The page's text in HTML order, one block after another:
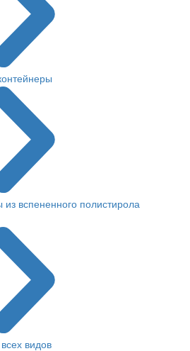
вспененного полистирола
видов